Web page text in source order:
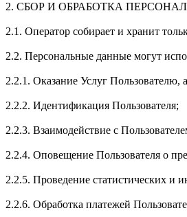
2. СБОР И ОБРАБОТКА
2.1. Оператор собирает и хранит
2.2. Персональные данные могут
2.2.1. Оказание Услуг
2.2.2. Идентификация Пользователя;
2.2.3. Взаимодействие с
2.2.4. Оповещение Пользователя о
2.2.5. Проведение статистических и
2.2.6. Обработка платежей